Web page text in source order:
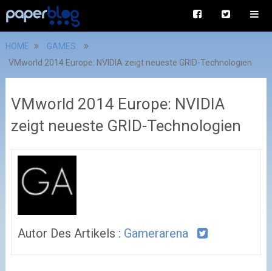
HOME
GAMES
VMworld 2014 Europe: NVIDIA zeigt neueste GRID-Technologien
VMworld 2014 Europe: NVIDIA
zeigt neueste GRID-Technologien
Autor Des Artikels : Gamerarena